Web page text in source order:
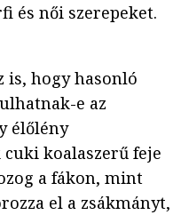
és női szerepeket.
is, hogy hasonló
e az
élőlény
koalaszerű feje
a fákon, mint
el a zsákmányt,